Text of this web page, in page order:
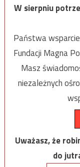
W sierpniu
Państwa
Fundacji Magna
Masz
niezależnych
Uważasz, że
do